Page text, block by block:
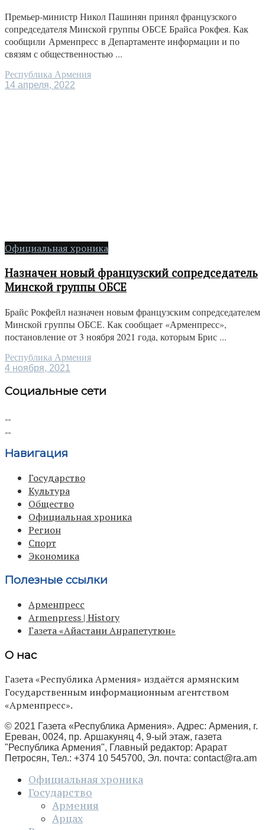
Премьер-министр Никол Пашинян принял французского
сопредседателя Минской группы ОБСЕ Брайса Рокфея. Как
сообщили Арменпресс в Департаменте информации и по
связям с общественностью ...
Республика Армения
14 апреля, 2022
Официальная хроника
Назначен новый французский сопредседатель
Минской группы ОБСЕ
Брайс Рокфейл назначен новым французским сопредседателем
Минской группы ОБСЕ. Как сообщает «Арменпресс»,
постановление от 3 ноября 2021 года, которым Брис ...
Республика Армения
4 ноября, 2021
Социальные сети
Навигация
Государство
Культура
Общество
Официальная хроника
Регион
Спорт
Экономика
Полезные ссылки
Арменпресс
Armenpress | History
Газета «Айастани Анрапетутюн»
О нас
Газета «Республика Армения» издаётся армянским
Государственным информационным агентством
«Арменпресс».
© 2021 Газета «Республика Армения». Адрес: Армения, г.
Ереван, 0024, пр. Аршакуняц 4, 9-ый этаж, газета
"Республика Армения", Главный редактор: Арарат
Петросян, Тел.: +374 10 545700, Эл. почта: contact@ra.am
Официальная хроника
Государство
Армения
Арцах